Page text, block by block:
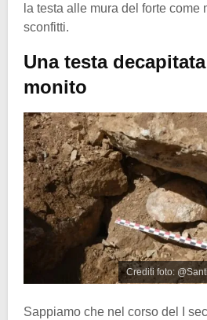
la testa alle mura del forte come
sconfitti.
Una testa
monito
Crediti foto:
Sappiamo che nel corso del I